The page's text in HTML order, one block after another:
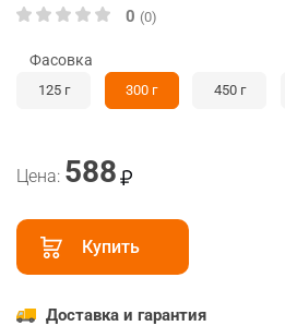
0 (0)
Фасовка
125 г 300 г 450 г
Цена: 588
Купить
Доставка и гарантия